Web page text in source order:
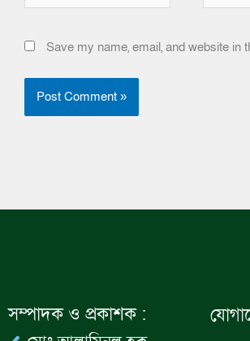
Save my name, email, and website
সম্পাদক ও প্রকাশক :